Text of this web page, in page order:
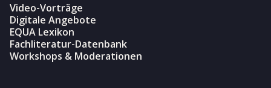
Video-Vorträge
Digitale Angebote
EQUA Lexikon
Fachliteratur-Datenbank
Workshops & Moderationen